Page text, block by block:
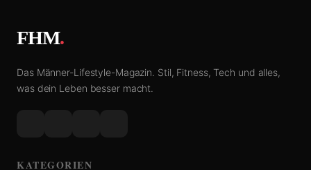
FHM.
Das Männer-Lifestyle-Magazin. Stil, Fitness, Tech und alles,
was dein Leben besser macht.
KATEGORIEN